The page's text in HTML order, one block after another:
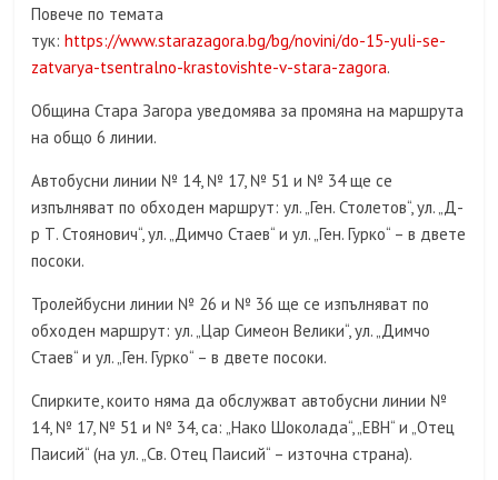
Повече по темата
тук:https://www.starazagora.bg/bg/novini/do-15-yuli-se-
zatvarya-tsentralno-krastovishte-v-stara-zagora.
Община Стара Загора уведомява за промяна на маршрута
на общо 6 линии.
Автобусни линии № 14, № 17, № 51 и № 34 ще се
изпълняват по обходен маршрут: ул. „Ген. Столетов“, ул. „Д-
р Т. Стоянович“, ул. „Димчо Стаев“ и ул. „Ген. Гурко“ – в двете
посоки.
Тролейбусни линии № 26 и № 36 ще се изпълняват по
обходен маршрут: ул. „Цар Симеон Велики“, ул. „Димчо
Стаев“ и ул. „Ген. Гурко“ – в двете посоки.
Спирките, които няма да обслужват автобусни линии №
14, № 17, № 51 и № 34, са: „Нако Шоколада“, „ЕВН“ и „Отец
Паисий“ (на ул. „Св. Отец Паисий“ – източна страна).